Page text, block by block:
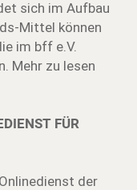
sich im Aufbau
Mittel können
im bff e.V.
Mehr zu lesen
FÜR
der